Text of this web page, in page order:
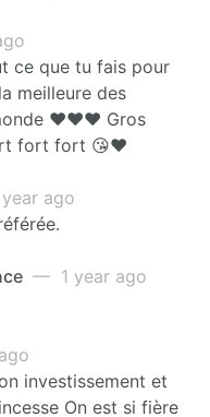
ce que tu fais pour
meilleure des
❤️❤️❤️ Gros
fort fort 😘❤️
ago
— 1 year ago
investissement et
On est si fière